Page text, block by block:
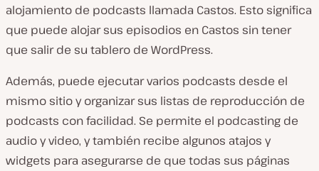
alojamiento de podcasts llamada Castos. Esto significa
que puede alojar sus episodios en Castos sin tener
que salir de su tablero de WordPress.
Además, puede ejecutar varios podcasts desde el
mismo sitio y organizar sus listas de reproducción de
podcasts con facilidad. Se permite el podcasting de
audio y video, y también recibe algunos atajos y
widgets para asegurarse de que todas sus páginas